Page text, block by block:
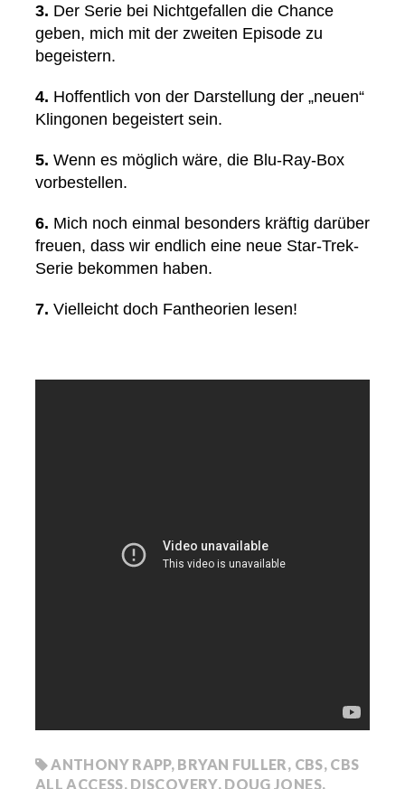
3. Der Serie bei Nichtgefallen die Chance
geben, mich mit der zweiten Episode zu
begeistern.
4. Hoffentlich von der Darstellung der „neuen“
Klingonen begeistert sein.
5. Wenn es möglich wäre, die Blu-Ray-Box
vorbestellen.
6. Mich noch einmal besonders kräftig darüber
freuen, dass wir endlich eine neue Star-Trek-
Serie bekommen haben.
7. Vielleicht doch Fantheorien lesen!
ANTHONY RAPP, BRYAN FULLER, CBS, CBS
ALL ACCESS, DISCOVERY, DOUG JONES,